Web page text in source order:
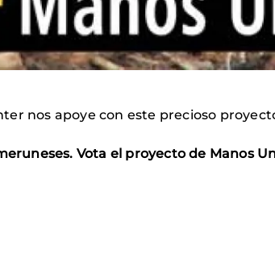
nos apoye con este precioso
Vota el proyecto de Manos